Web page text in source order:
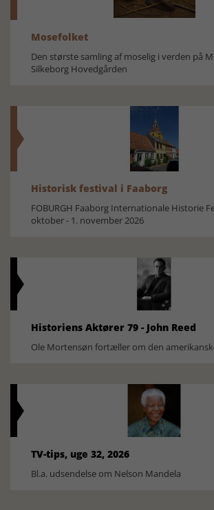
Mosefolket
Den største samling af moselig i verden på
Silkeborg Hovedgården
Historisk festival i Faaborg
FOBURGH Faaborg Internationale Historie
oktober - 1. november 2026
Historiens Aktører 79 - John Reed
Ole Mortensøn fortæller om den
TV-tips, uge 32, 2026
Bl.a. udsendelse om Nelson Mandela